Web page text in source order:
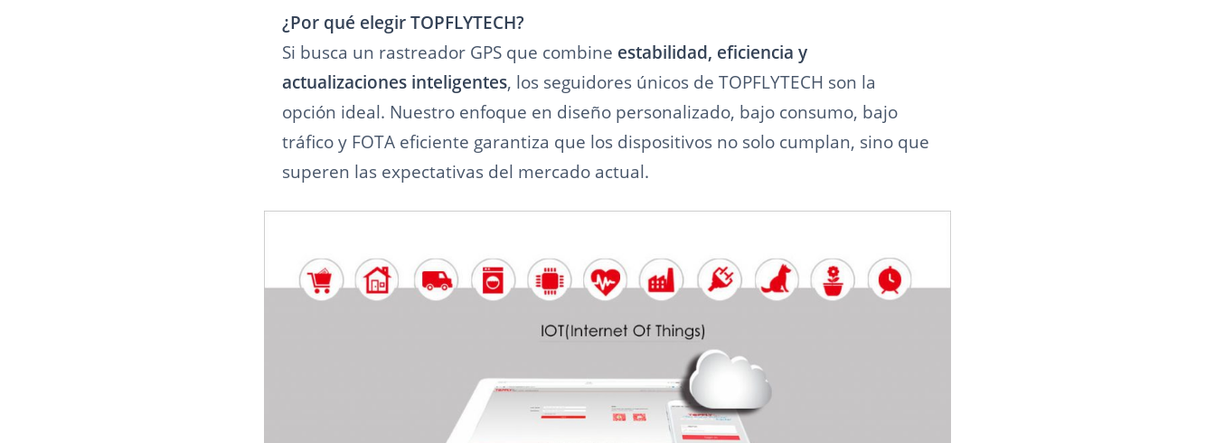
¿Por qué elegir TOPFLYTECH?
Si busca un rastreador GPS que combine estabilidad, eficiencia y
actualizaciones inteligentes, los seguidores únicos de TOPFLYTECH son la
opción ideal. Nuestro enfoque en diseño personalizado, bajo consumo, bajo
tráfico y FOTA eficiente garantiza que los dispositivos no solo cumplan, sino que
superen las expectativas del mercado actual.